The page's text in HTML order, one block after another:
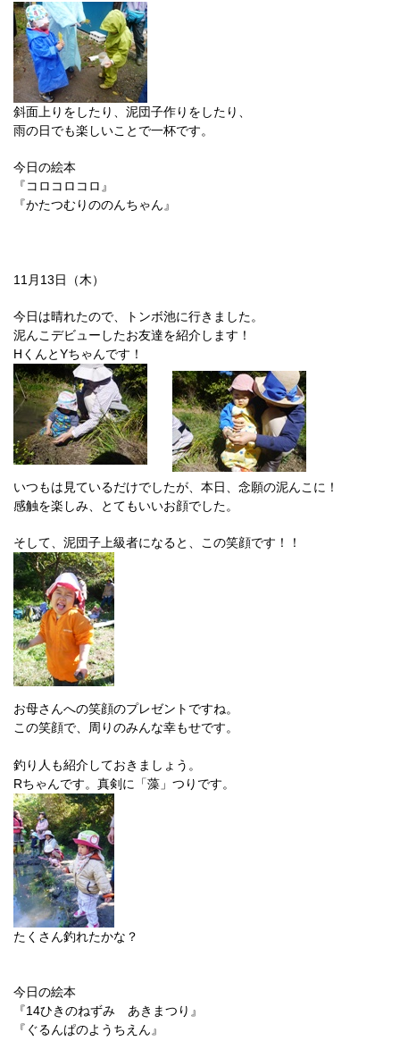
斜面上りをしたり、泥団子作りをしたり、
雨の日でも楽しいことで一杯です。
今日の絵本
『コロコロコロ』
『かたつむりののんちゃん』
11月13日（木）
今日は晴れたので、トンボ池に行きました。
泥んこデビューしたお友達を紹介します！
HくんとYちゃんです！
いつもは見ているだけでしたが、本日、念願の泥んこに！
感触を楽しみ、とてもいいお顔でした。
そして、泥団子上級者になると、この笑顔です！！
お母さんへの笑顔のプレゼントですね。
この笑顔で、周りのみんな幸もせです。
釣り人も紹介しておきましょう。
Rちゃんです。真剣に「藻」つりです。
たくさん釣れたかな？
今日の絵本
『14ひきのねずみ あきまつり』
『ぐるんぱのようちえん』